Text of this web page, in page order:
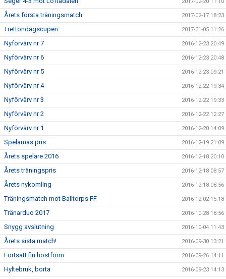
Årets första träningsmatch 2017-02-17 18:23
Trettondagscupen 2017-01-05 11:26
Nyförvärv nr 7 2016-12-23 20:49
Nyförvärv nr 6 2016-12-23 20:48
Nyförvärv nr 5 2016-12-23 09:21
Nyförvärv nr 4 2016-12-22 19:34
Nyförvärv nr 3 2016-12-22 19:33
Nyförvärv nr 2 2016-12-22 12:27
Nyförvärv nr 1 2016-12-20 14:09
Spelarnas pris 2016-12-19 21:09
Årets spelare 2016 2016-12-18 20:10
Årets träningspris 2016-12-18 08:57
Årets nykomling 2016-12-18 08:56
Träningsmatch mot Balltorps FF 2016-12-02 15:18
Tränarduo 2017 2016-10-28 18:56
Snygg avslutning 2016-10-04 11:43
Årets sista match! 2016-09-30 13:21
Fortsatt fin höstform 2016-09-26 14:11
Hyltebruk, borta 2016-09-23 14:13